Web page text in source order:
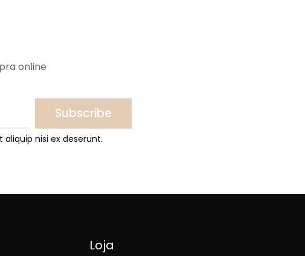
online
Subscribe
nisi ex deserunt.
Loja